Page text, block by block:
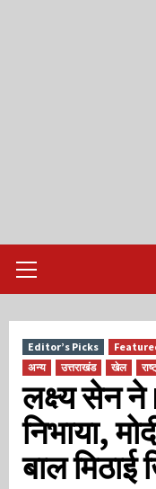
Menu
Editor’s Picks
अन्य
उत्तराखंड खेल
लक्ष्य सेन ने
निभाया,
बाल मिठाई